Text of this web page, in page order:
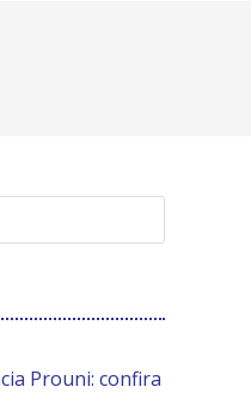
Prouni: confira